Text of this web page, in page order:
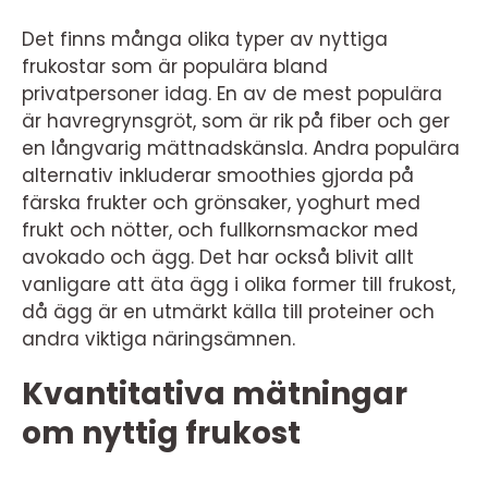
Det finns många olika typer av nyttiga
frukostar som är populära bland
privatpersoner idag. En av de mest populära
är havregrynsgröt, som är rik på fiber och ger
en långvarig mättnadskänsla. Andra populära
alternativ inkluderar smoothies gjorda på
färska frukter och grönsaker, yoghurt med
frukt och nötter, och fullkornsmackor med
avokado och ägg. Det har också blivit allt
vanligare att äta ägg i olika former till frukost,
då ägg är en utmärkt källa till proteiner och
andra viktiga näringsämnen.
Kvantitativa mätningar
om nyttig frukost